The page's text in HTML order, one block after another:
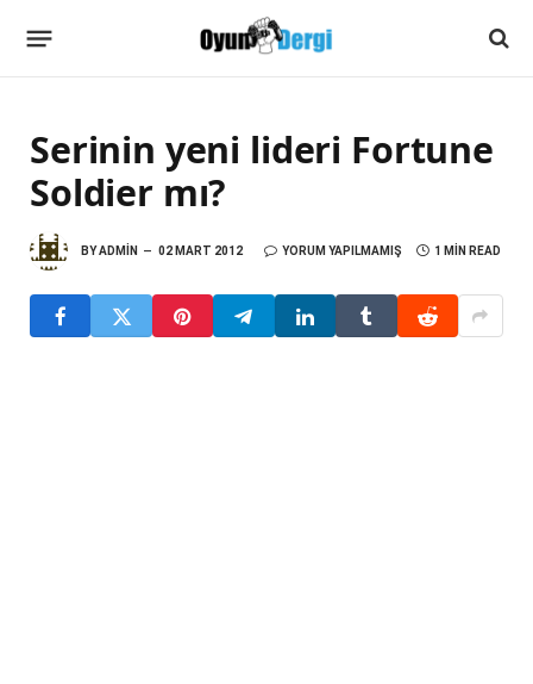
Serinin yeni lideri Fortune
Soldier mı?
BYADMIN 02 MART 2012 YORUM YAPILMAMIŞ 1 MIN READ